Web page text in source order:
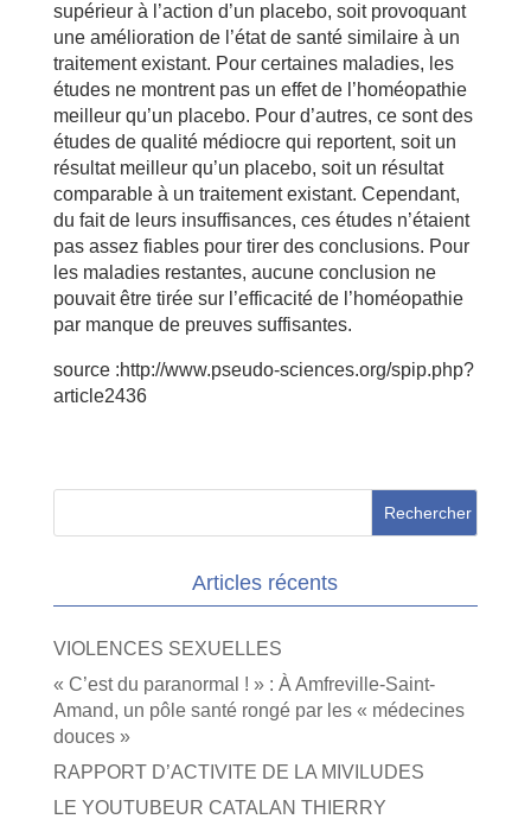
supérieur à l’action d’un placebo, soit provoquant
une amélioration de l’état de santé similaire à un
traitement existant. Pour certaines maladies, les
études ne montrent pas un effet de l’homéopathie
meilleur qu’un placebo. Pour d’autres, ce sont des
études de qualité médiocre qui reportent, soit un
résultat meilleur qu’un placebo, soit un résultat
comparable à un traitement existant. Cependant,
du fait de leurs insuffisances, ces études n’étaient
pas assez fiables pour tirer des conclusions. Pour
les maladies restantes, aucune conclusion ne
pouvait être tirée sur l’efficacité de l’homéopathie
par manque de preuves suffisantes.
source :http://www.pseudo-sciences.org/spip.php?
article2436
Articles récents
VIOLENCES SEXUELLES
« C’est du paranormal ! » : À Amfreville-Saint-
Amand, un pôle santé rongé par les « médecines
douces »
RAPPORT D’ACTIVITE DE LA MIVILUDES
LE YOUTUBEUR CATALAN THIERRY